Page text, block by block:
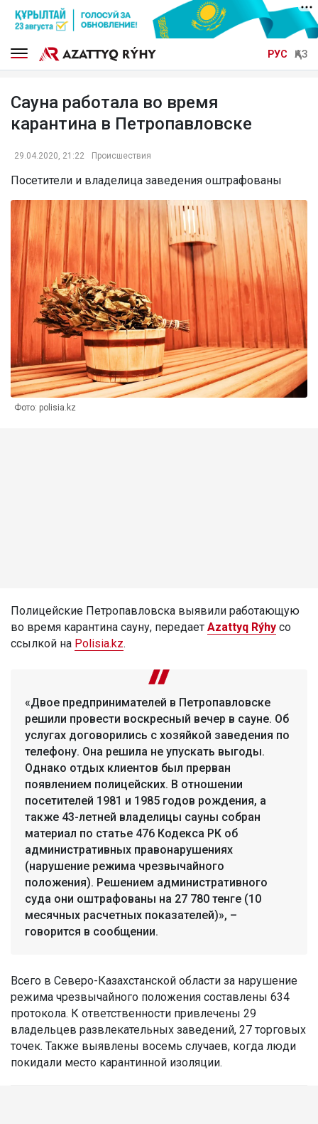
РУС ҚАЗ
Сауна работала во время
карантина в Петропавловске
29.04.2020, 21:22 Происшествия
Посетители и владелица заведения оштрафованы
Фото: polisia.kz
Полицейские Петропавловска выявили работающую
во время карантина сауну, передает Azattyq Rýhy со
ссылкой на Polisia.kz.
«Двое предпринимателей в Петропавловске
решили провести воскресный вечер в сауне. Об
услугах договорились с хозяйкой заведения по
телефону. Она решила не упускать выгоды.
Однако отдых клиентов был прерван
появлением полицейских. В отношении
посетителей 1981 и 1985 годов рождения, а
также 43-летней владелицы сауны собран
материал по статье 476 Кодекса РК об
административных правонарушениях
(нарушение режима чрезвычайного
положения). Решением административного
суда они оштрафованы на 27 780 тенге (10
месячных расчетных показателей)», –
говорится в сообщении.
Всего в Северо-Казахстанской области за нарушение
режима чрезвычайного положения составлены 634
протокола. К ответственности привлечены 29
владельцев развлекательных заведений, 27 торговых
точек. Также выявлены восемь случаев, когда люди
покидали место карантинной изоляции.